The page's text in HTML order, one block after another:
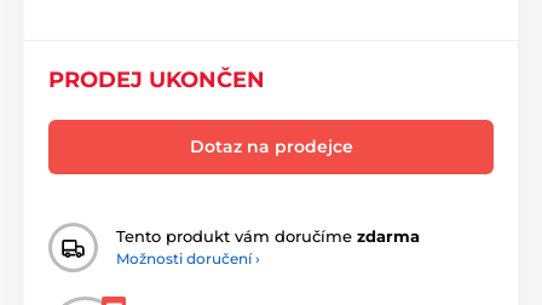
PRODEJ UKONČEN
Dotaz na prodejce
Tento produkt vám doručíme zdarma
Možnosti doručení ›